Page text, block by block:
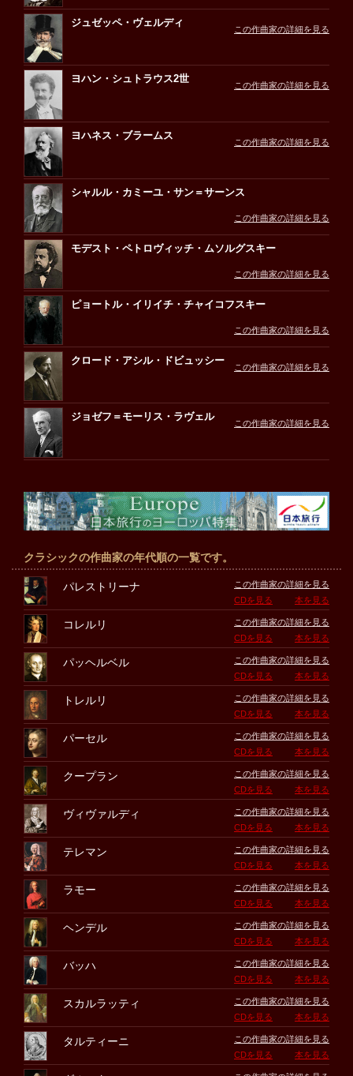
ジュゼッペ・ヴェルディ
この作曲家の詳細を見る
ヨハン・シュトラウス2世
この作曲家の詳細を見る
ヨハネス・ブラームス
この作曲家の詳細を見る
シャルル・カミーユ・サン＝サーンス
この作曲家の詳細を見る
モデスト・ペトロヴィッチ・ムソルグスキー
この作曲家の詳細を見る
ピョートル・イリイチ・チャイコフスキー
この作曲家の詳細を見る
クロード・アシル・ドビュッシー
この作曲家の詳細を見る
ジョゼフ＝モーリス・ラヴェル
この作曲家の詳細を見る
クラシックの作曲家の年代順の一覧です。
パレストリーナ
この作曲家の詳細を見る
CDを見る
本を見る
コレルリ
この作曲家の詳細を見る
CDを見る
本を見る
パッヘルベル
この作曲家の詳細を見る
CDを見る
本を見る
トレルリ
この作曲家の詳細を見る
CDを見る
本を見る
パーセル
この作曲家の詳細を見る
CDを見る
本を見る
クープラン
この作曲家の詳細を見る
CDを見る
本を見る
ヴィヴァルディ
この作曲家の詳細を見る
CDを見る
本を見る
テレマン
この作曲家の詳細を見る
CDを見る
本を見る
ラモー
この作曲家の詳細を見る
CDを見る
本を見る
ヘンデル
この作曲家の詳細を見る
CDを見る
本を見る
バッハ
この作曲家の詳細を見る
CDを見る
本を見る
スカルラッティ
この作曲家の詳細を見る
CDを見る
本を見る
タルティーニ
この作曲家の詳細を見る
CDを見る
本を見る